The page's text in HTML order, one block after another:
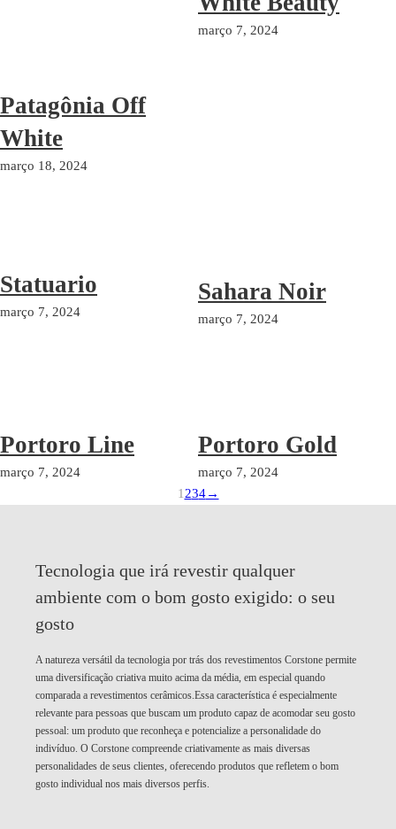
Patagônia Off
White
março 18, 2024
março 7, 2024
Statuario
março 7, 2024
Sahara Noir
março 7, 2024
Portoro Line
março 7, 2024
Portoro Gold
março 7, 2024
1 234→
Tecnologia que irá revestir qualquer
ambiente com o bom gosto exigido: o seu
gosto
A natureza versátil da tecnologia por trás dos revestimentos Corstone permite
uma diversificação criativa muito acima da média, em especial quando
comparada a revestimentos cerâmicos.Essa característica é especialmente
relevante para pessoas que buscam um produto capaz de acomodar seu gosto
pessoal: um produto que reconheça e potencialize a personalidade do
indivíduo. O Corstone compreende criativamente as mais diversas
personalidades de seus clientes, oferecendo produtos que refletem o bom
gosto individual nos mais diversos perfis.